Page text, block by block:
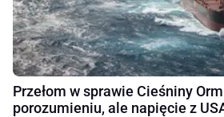
Przełom w sprawie Cieśniny
porozumieniu, ale napięcie z